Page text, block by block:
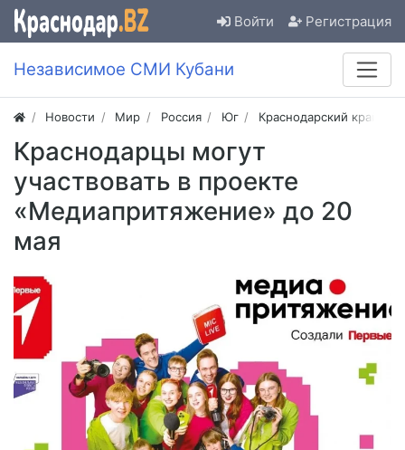
Войти Регистрация
Независимое СМИ Кубани
Новости Мир Россия Юг Краснодарский край
Краснодарцы могут
участвовать в проекте
«Медиапритяжение» до 20
мая